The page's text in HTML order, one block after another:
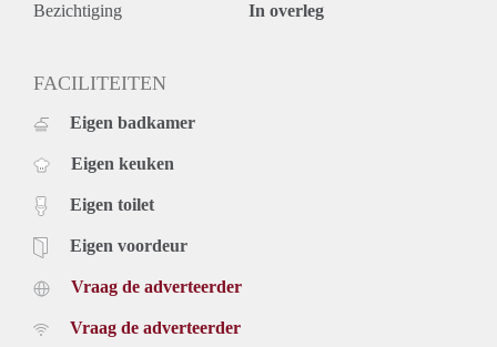
Bezichtiging In overleg
FACILITEITEN
Eigen badkamer
Eigen keuken
Eigen toilet
Eigen voordeur
Vraag de adverteerder
Vraag de adverteerder